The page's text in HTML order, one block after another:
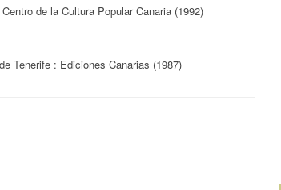
de la Cultura Popular Canaria (1992)
Tenerife : Ediciones Canarias (1987)